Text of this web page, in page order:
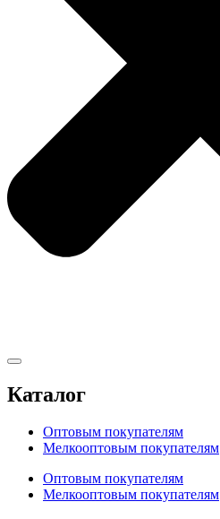
Каталог
Оптовым покупателям
Мелкооптовым покупателям
Оптовым покупателям
Мелкооптовым покупателям